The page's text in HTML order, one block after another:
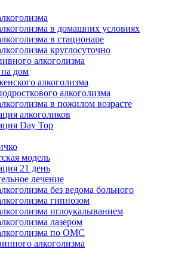
в домашних условиях
в стационаре
круглосуточно
алкоголизма
дом
алкоголизма
алкоголизма
в пожилом возрасте
алкоголиков
Day Top
модель
21 день
лечение
без ведома больного
гипнозом
иглоукалыванием
лазером
по ОМС
алкоголизма